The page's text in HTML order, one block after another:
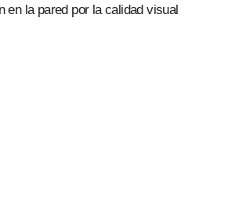
en la pared por la calidad visual